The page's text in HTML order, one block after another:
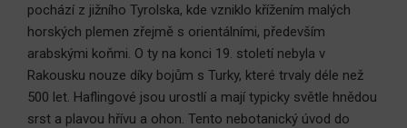
pochází z jižního Tyrolska, kde vzniklo křížením malých
horských plemen zřejmě s orientálními, především
arabskými koňmi. O ty na konci 19. století nebyla v
Rakousku nouze díky bojům s Turky, které trvaly déle než
500 let. Haflingové jsou urostlí a mají typicky světle hnědou
srst a plavou hřívu a ohon. Tento nebotanický úvod do